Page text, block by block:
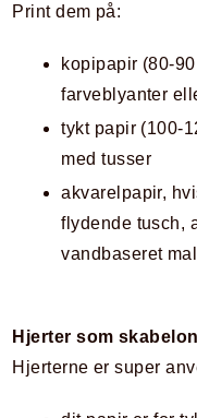
Print dem på:
kopipapir (80-
farveblyanter
tykt papir (100-
med tusser
akvarelpapir,
flydende tusch,
vandbaseret
Hjerter som skabelon
Hjerterne er super